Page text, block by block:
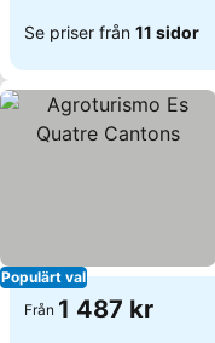
Se priser från 11 sidor
Populärt val
Från 1 487 kr